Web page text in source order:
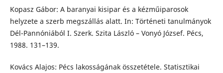
Kopasz Gábor: A baranyai kisipar és a kézműiparosok
helyzete a szerb megszállás alatt. In: Történeti tanulmányok
Dél-Pannóniából I. Szerk. Szita László – Vonyó József. Pécs,
1988. 131–139.
Kovács Alajos: Pécs lakosságának összetétele. Statisztikai